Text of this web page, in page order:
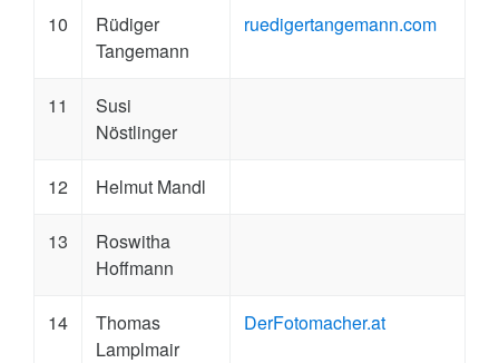
10
Rüdiger
Tangemann
ruedigertangemann.com
11
Susi
Nöstlinger
12 Helmut Mandl
13
Roswitha
Hoffmann
14
Thomas
Lamplmair
DerFotomacher.at